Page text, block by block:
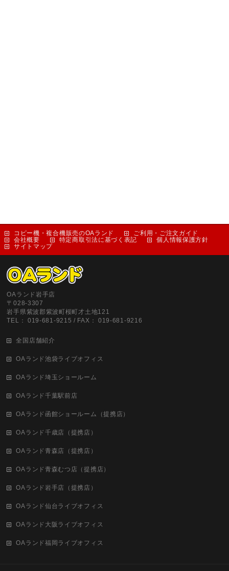
コピー機・複合機販売のOAランド
ご利用・ご注文ガイド
会社概要
特定商取引法に基づく表記
個人情報保護方針
サイトマップ
OAランド岩手店
〒028-3307
岩手県紫波郡紫波町桜町才土地121
TEL： 019-681-9215 / FAX： 019-681-9216
全国店舗紹介
OAランド池袋ライブオフィス
OAランド埼玉ショールーム
OAランド千葉駅前店
OAランド函館ショールーム（提携店）
OAランド千歳店（提携店）
OAランド青森店（提携店）
OAランド青森むつ店（提携店）
OAランド岩手店（提携店）
OAランド仙台ライブオフィス
OAランド大阪ライブオフィス
OAランド福岡ライブオフィス